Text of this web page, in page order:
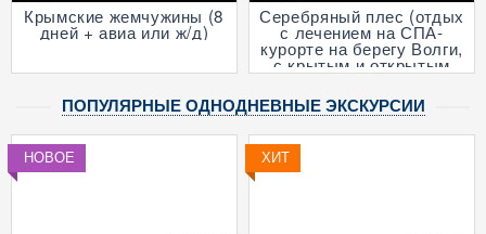
Крымские жемчужины (8
дней + авиа или ж/д)
Серебряный плес (отдых
с лечением на СПА-
курорте на берегу Волги,
с крытым и открытым
бассейнами и
анимационными
программами, 7 дней + ж/
д)
ПОПУЛЯРНЫЕ ОДНОДНЕВНЫЕ ЭКСКУРСИИ
НОВОЕ ХИТ